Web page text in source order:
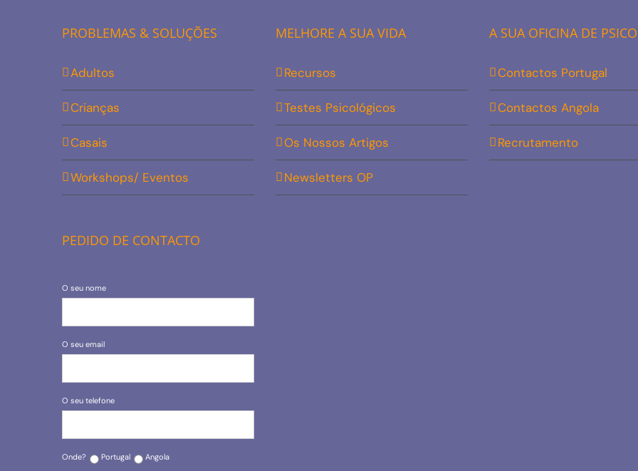
PROBLEMAS & SOLUÇÕES
Adultos
Crianças
Casais
Workshops/ Eventos
PEDIDO DE CONTACTO
O seu nome
O seu email
O seu telefone
Onde? Portugal Angola
MELHORE A SUA VIDA
Recursos
Testes Psicológicos
Os Nossos Artigos
Newsletters OP
A SUA OFICINA DE
Contactos Portugal
Contactos Angola
Recrutamento